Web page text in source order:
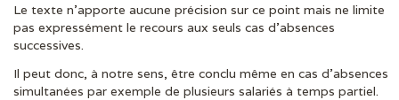
Le texte n’apporte aucune précision sur ce point mais ne limite
pas expressément le recours aux seuls cas d’absences
successives.
Il peut donc, à notre sens, être conclu même en cas d’absences
simultanées par exemple de plusieurs salariés à temps partiel.